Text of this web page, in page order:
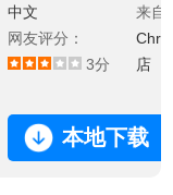
中文
网友评分：
3分
来自
店
本地下载